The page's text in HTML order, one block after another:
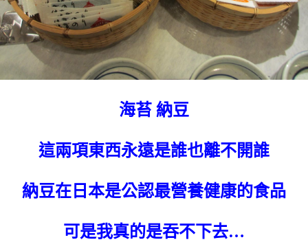
海苔 納豆
這兩項東西永遠是誰也離不開誰
納豆在日本是公認最營養健康的食品
可是我真的是吞不下去…